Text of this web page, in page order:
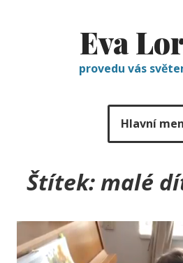
Eva
provedu vás
Hlavní
Štítek:malé